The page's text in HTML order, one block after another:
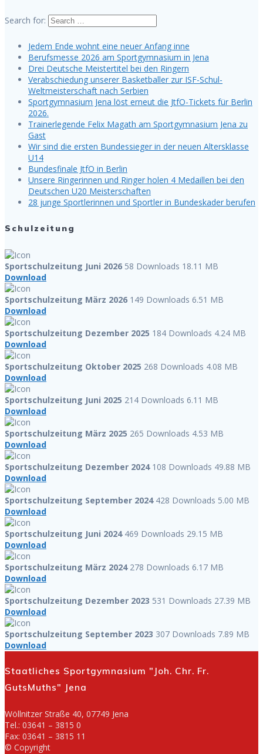
Search for:
Jedem Ende wohnt eine neuer Anfang inne
Berufsmesse 2026 am Sportgymnasium in Jena
Drei Deutsche Meistertitel bei den Ringern
Verabschiedung unserer Basketballer zur ISF-Schul-
Weltmeisterschaft nach Serbien
Sportgymnasium Jena löst erneut die JtfO-Tickets für Berlin
2026.
Trainerlegende Felix Magath am Sportgymnasium Jena zu
Gast
Wir sind die ersten Bundessieger in der neuen Altersklasse
U14
Bundesfinale JtfO in Berlin
Unsere Ringerinnen und Ringer holen 4 Medaillen bei den
Deutschen U20 Meisterschaften
28 junge Sportlerinnen und Sportler in Bundeskader berufen
Schulzeitung
Sportschulzeitung Juni 2026 58 Downloads 18.11 MB
Download
Sportschulzeitung März 2026 149 Downloads 6.51 MB
Download
Sportschulzeitung Dezember 2025 184 Downloads 4.24 MB
Download
Sportschulzeitung Oktober 2025 268 Downloads 4.08 MB
Download
Sportschulzeitung Juni 2025 214 Downloads 6.11 MB
Download
Sportschulzeitung März 2025 265 Downloads 4.53 MB
Download
Sportschulzeitung Dezember 2024 108 Downloads 49.88 MB
Download
Sportschulzeitung September 2024 428 Downloads 5.00 MB
Download
Sportschulzeitung Juni 2024 469 Downloads 29.15 MB
Download
Sportschulzeitung März 2024 278 Downloads 6.17 MB
Download
Sportschulzeitung Dezember 2023 531 Downloads 27.39 MB
Download
Sportschulzeitung September 2023 307 Downloads 7.89 MB
Download
Staatliches Sportgymnasium "Joh. Chr. Fr.
GutsMuths" Jena
Wöllnitzer Straße 40, 07749 Jena
Tel.: 03641 – 3815 0
Fax: 03641 – 3815 11
© Copyright